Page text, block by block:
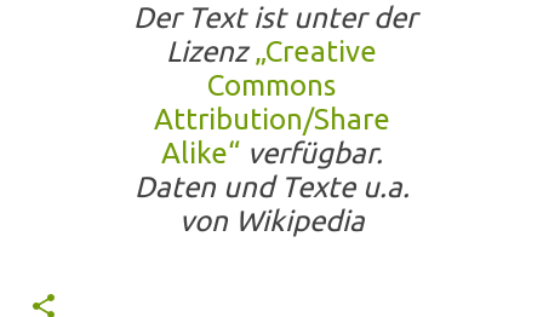
Der Text ist unter der
Lizenz„Creative
Commons
Attribution/Share
Alike“verfügbar.
Daten und Texte u.a.
von Wikipedia